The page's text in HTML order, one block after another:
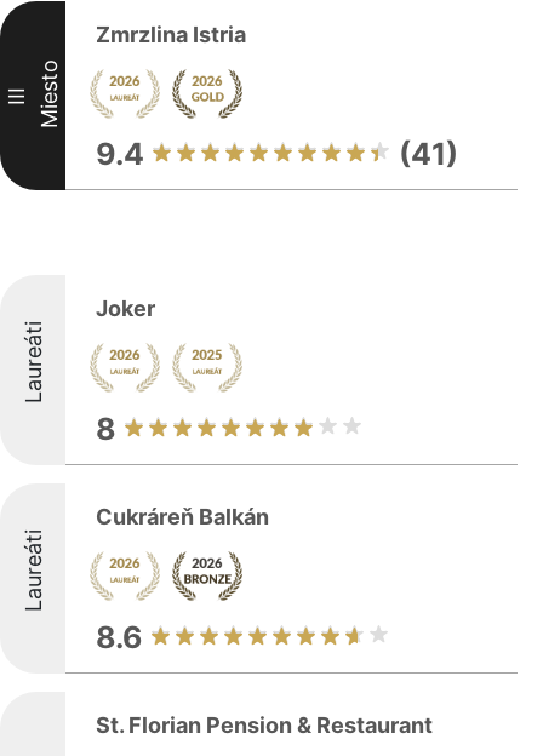
III Miesto
Zmrzlina Istria
9.4 (41)
Laureáti
Joker
8
Laureáti
Cukráreň Balkán
8.6
St. Florian Pension & Restaurant